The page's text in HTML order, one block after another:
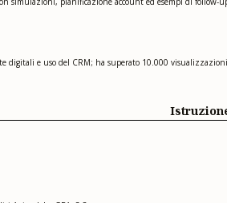
e uso del CRM; ha superato 10.000